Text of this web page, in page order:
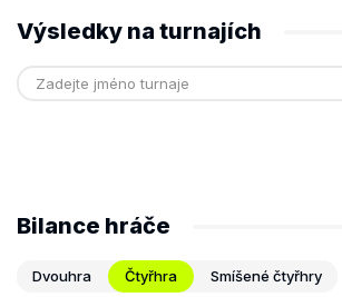
Výsledky na turnajích
Bilance hráče
Dvouhra Čtyřhra Smíšené čtyřhry